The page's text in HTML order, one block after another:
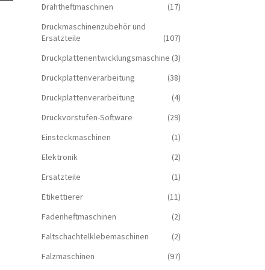
Drahtheftmaschinen
(17)
Druckmaschinenzubehör und
Ersatzteile
(107)
Druckplattenentwicklungsmaschine (3)
Druckplattenverarbeitung
(38)
Druckplattenverarbeitung
(4)
Druckvorstufen-Software
(29)
Einsteckmaschinen
(1)
Elektronik
(2)
Ersatzteile
(1)
Etikettierer
(11)
Fadenheftmaschinen
(2)
Faltschachtelklebemaschinen
(2)
Falzmaschinen
(97)